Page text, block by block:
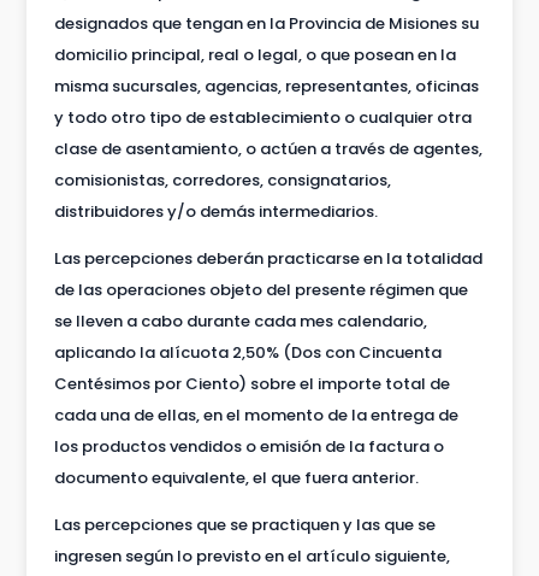
designados que tengan en la Provincia de Misiones su
domicilio principal, real o legal, o que posean en la
misma sucursales, agencias, representantes, oficinas
y todo otro tipo de establecimiento o cualquier otra
clase de asentamiento, o actúen a través de agentes,
comisionistas, corredores, consignatarios,
distribuidores y/o demás intermediarios.
Las percepciones deberán practicarse en la totalidad
de las operaciones objeto del presente régimen que
se lleven a cabo durante cada mes calendario,
aplicando la alícuota 2,50% (Dos con Cincuenta
Centésimos por Ciento) sobre el importe total de
cada una de ellas, en el momento de la entrega de
los productos vendidos o emisión de la factura o
documento equivalente, el que fuera anterior.
Las percepciones que se practiquen y las que se
ingresen según lo previsto en el artículo siguiente,